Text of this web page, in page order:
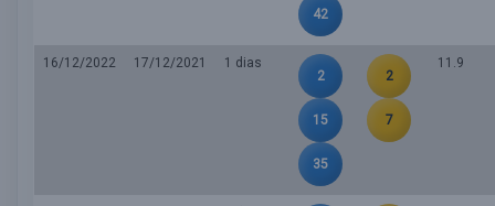
42
16/12/2022 17/12/2021
1 dias
2
15
35
2
7
11.9